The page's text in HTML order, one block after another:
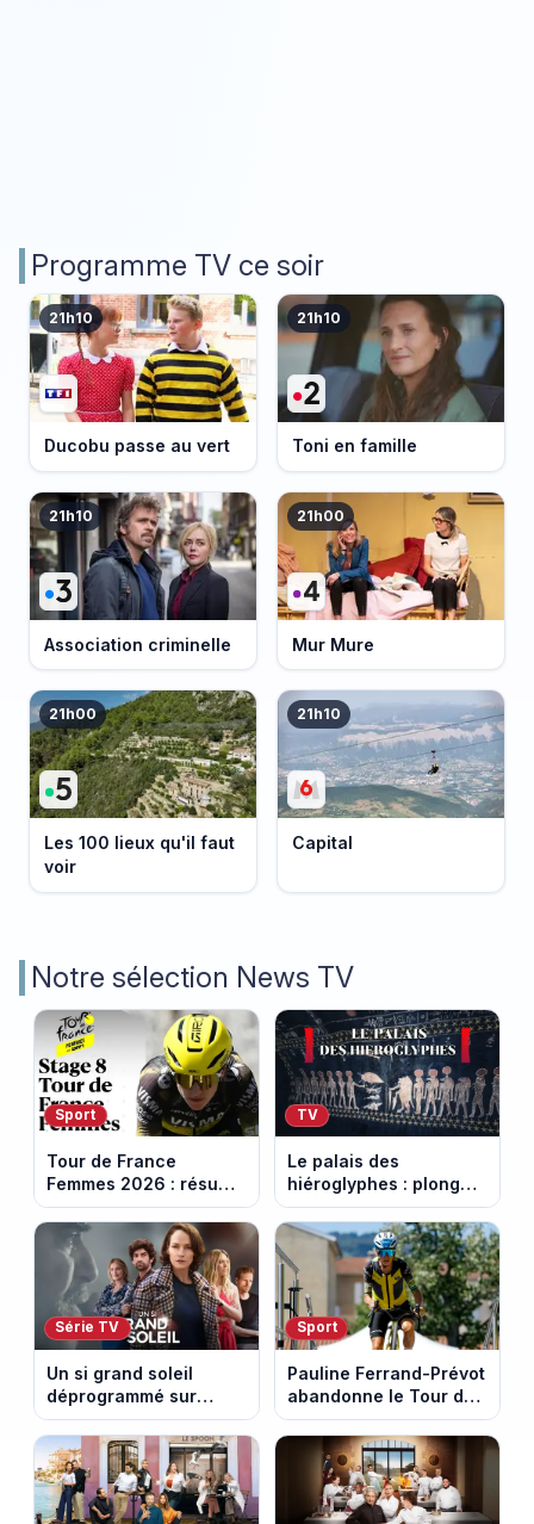
Programme TV ce soir
21h10
Ducobu passe au vert
21h10
Toni en famille
21h10
Association criminelle
21h00
Mur Mure
21h00
Les 100 lieux qu'il faut
voir
21h10
Capital
Notre sélection News TV
Sport
Tour de France
Femmes 2026 : résumé
vidéo de la 9e étape
entre Sisteron et Nice
TV
Le palais des
hiéroglyphes : plongez
dans la tombe
égyptienne qui fascine
les archéologues
Série TV
Un si grand soleil
déprogrammé sur
France 3 : cinq
épisodes inédits
diffusés le 13 août
Sport
Pauline Ferrand-Prévot
abandonne le Tour de
France Femmes avant
la 8e étape